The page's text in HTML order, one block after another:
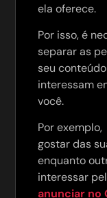
ela oferece.
Por isso, é
separar as
seu
interessam
você.
Por
gostar das
enquanto
interessar
anunciar no